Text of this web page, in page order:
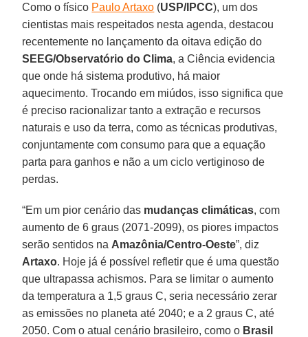
Como o físico Paulo Artaxo (USP/IPCC), um dos
cientistas mais respeitados nesta agenda, destacou
recentemente no lançamento da oitava edição do
SEEG/Observatório do Clima, a Ciência evidencia
que onde há sistema produtivo, há maior
aquecimento. Trocando em miúdos, isso significa que
é preciso racionalizar tanto a extração e recursos
naturais e uso da terra, como as técnicas produtivas,
conjuntamente com consumo para que a equação
parta para ganhos e não a um ciclo vertiginoso de
perdas.
“Em um pior cenário das mudanças climáticas, com
aumento de 6 graus (2071-2099), os piores impactos
serão sentidos na Amazônia/Centro-Oeste”, diz
Artaxo. Hoje já é possível refletir que é uma questão
que ultrapassa achismos. Para se limitar o aumento
da temperatura a 1,5 graus C, seria necessário zerar
as emissões no planeta até 2040; e a 2 graus C, até
2050. Com o atual cenário brasileiro, como o Brasil